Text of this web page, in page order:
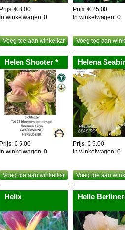
Prijs: € 8.00
In winkelwagen: 0
Voeg toe aan winkelkar
Prijs: € 25.00
In winkelwagen: 0
Voeg toe aan
Helen Shooter *
Prijs: € 5.00
In winkelwagen: 0
Voeg toe aan winkelkar
Helena
Prijs: € 5.00
In winkelwagen: 0
Voeg toe aan
Helix Helle